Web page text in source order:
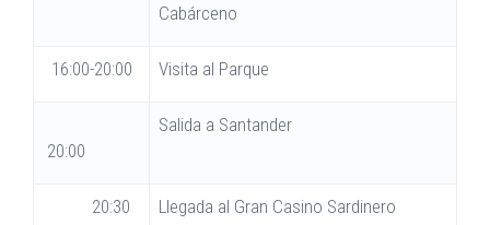
Cabárceno
16:00-20:00 Visita al Parque
20:00
Salida a Santander
20:30 Llegada al Gran Casino Sardinero